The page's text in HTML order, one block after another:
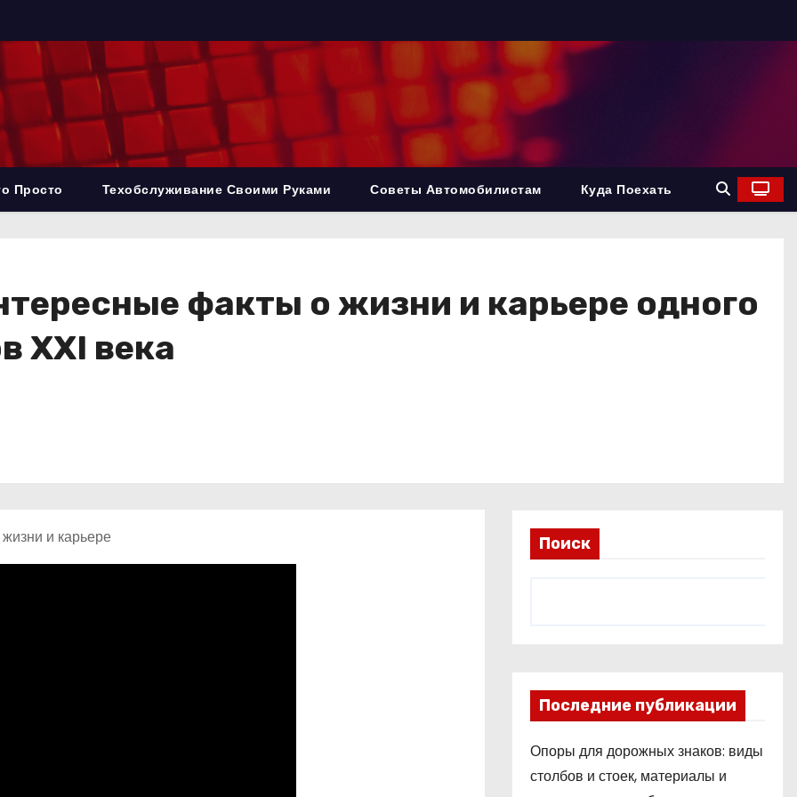
Просто Техобслуживание Своими Руками Советы Автомобилистам Куда Поехать
факты о жизни и карьере одного
XXI века
Поиск
Последние публикации
Опоры для дорожных знаков: виды
столбов и стоек, материалы и